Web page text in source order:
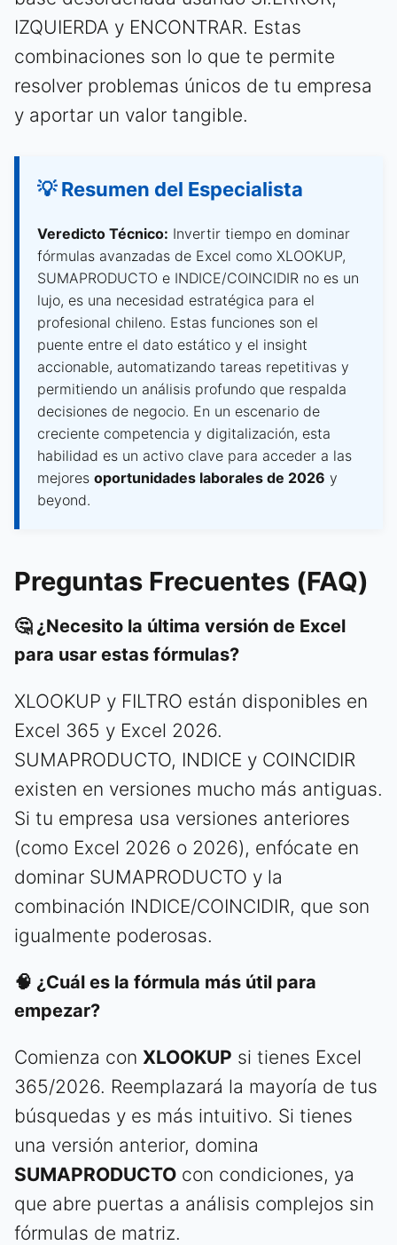
IZQUIERDA y ENCONTRAR. Estas
combinaciones son lo que te permite
resolver problemas únicos de tu empresa
y aportar un valor tangible.
💡 Resumen del Especialista
Veredicto Técnico: Invertir tiempo en dominar
fórmulas avanzadas de Excel como XLOOKUP,
SUMAPRODUCTO e INDICE/COINCIDIR no es un
lujo, es una necesidad estratégica para el
profesional chileno. Estas funciones son el
puente entre el dato estático y el insight
accionable, automatizando tareas repetitivas y
permitiendo un análisis profundo que respalda
decisiones de negocio. En un escenario de
creciente competencia y digitalización, esta
habilidad es un activo clave para acceder a las
mejores oportunidades laborales de 2026 y
beyond.
Preguntas Frecuentes (FAQ)
🤔 ¿Necesito la última versión de Excel
para usar estas fórmulas?
XLOOKUP y FILTRO están disponibles en
Excel 365 y Excel 2026.
SUMAPRODUCTO, INDICE y COINCIDIR
existen en versiones mucho más antiguas.
Si tu empresa usa versiones anteriores
(como Excel 2026 o 2026), enfócate en
dominar SUMAPRODUCTO y la
combinación INDICE/COINCIDIR, que son
igualmente poderosas.
🧠 ¿Cuál es la fórmula más útil para
empezar?
Comienza con XLOOKUP si tienes Excel
365/2026. Reemplazará la mayoría de tus
búsquedas y es más intuitivo. Si tienes
una versión anterior, domina
SUMAPRODUCTO con condiciones, ya
que abre puertas a análisis complejos sin
fórmulas de matriz.